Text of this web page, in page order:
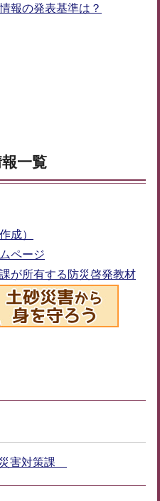
報の発表基準は？
一覧
成）
ページ
が所有する防災啓発教材
害対策課